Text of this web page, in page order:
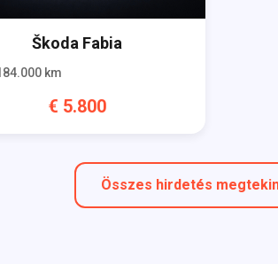
Škoda Fabia
km
€ 5.800
Összes hirdetés